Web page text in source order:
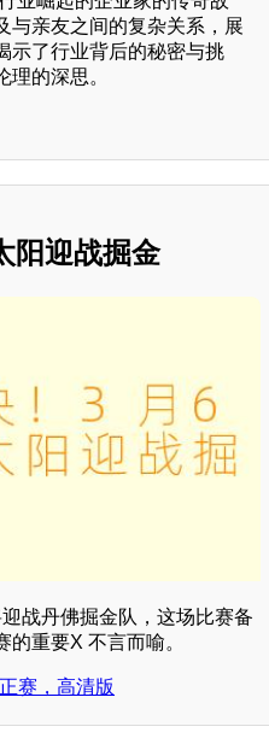
与亲友之间的复杂关系，展
示了行业背后的秘密与挑
的深思。
阳迎战掘金
战丹佛掘金队，这场比赛备
重要X 不言而喻。
赛，高清版